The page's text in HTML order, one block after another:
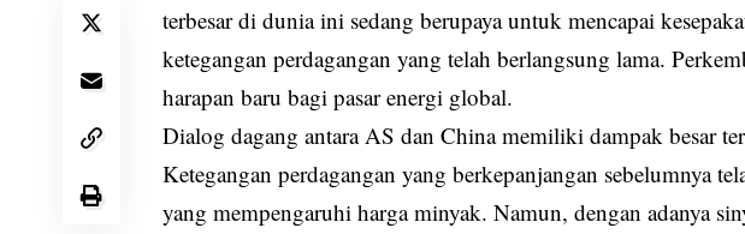
terbesar di dunia ini sedang berupaya untuk mencapai
ketegangan perdagangan yang telah berlangsung lama.
harapan baru bagi pasar energi global.
Dialog dagang antara AS dan China memiliki dampak besar
Ketegangan perdagangan yang berkepanjangan sebelumnya
yang mempengaruhi harga minyak. Namun, dengan adanya